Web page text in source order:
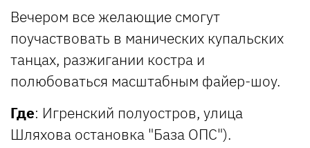
Вечером все желающие смогут
поучаствовать в манических купальских
танцах, разжигании костра и
полюбоваться масштабным файер-шоу.
Где: Игренский полуостров, улица
Шляхова остановка "База ОПС").